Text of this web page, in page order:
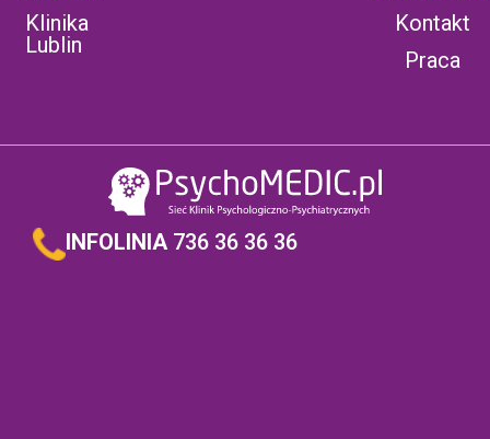
Klinika
Lublin
Kontakt
Praca
INFOLINIA 736 36 36 36